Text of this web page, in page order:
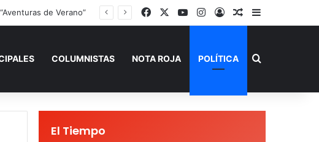
de Verano” FacebookYouTubeInstagram
AccesoPublicación al
Barra lateral
COLUMNISTAS NOTA ROJA POLÍTICA Buscar por
El Tiempo